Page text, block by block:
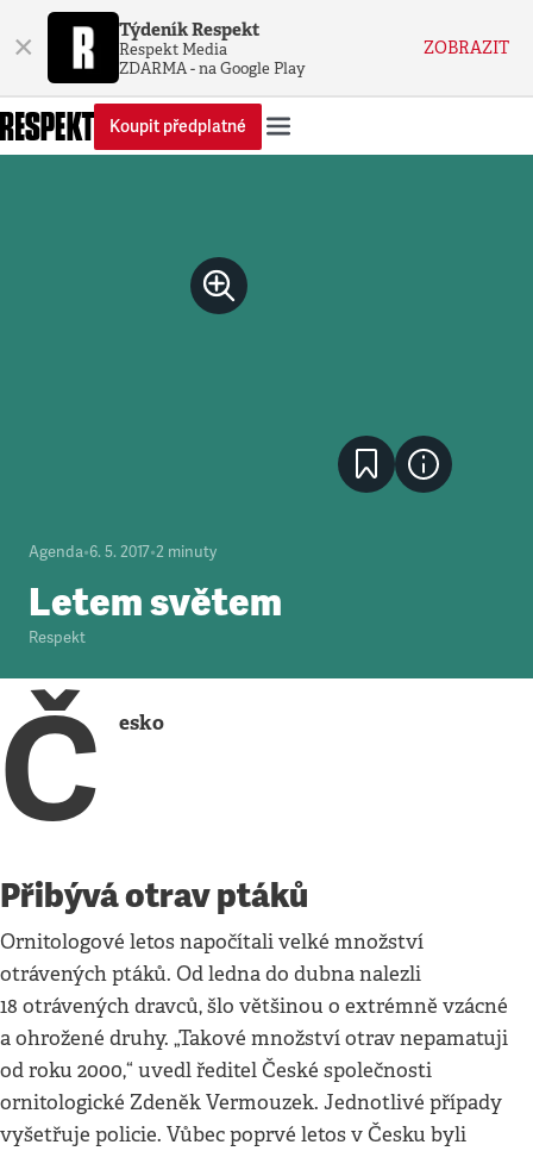
× Týdeník Respekt
Respekt Media
ZDARMA - na Google Play
ZOBRAZIT
Koupit předplatné
Agenda•6. 5. 2017•2 minuty
Letem světem
Respekt
Č esko
Přibývá otrav ptáků
Ornitologové letos napočítali velké množství
otrávených ptáků. Od ledna do dubna nalezli
18 otrávených dravců, šlo většinou o extrémně vzácné
a ohrožené druhy. „Takové množství otrav nepamatuji
od roku 2000,“ uvedl ředitel České společnosti
ornitologické Zdeněk Vermouzek. Jednotlivé případy
vyšetřuje policie. Vůbec poprvé letos v Česku byli